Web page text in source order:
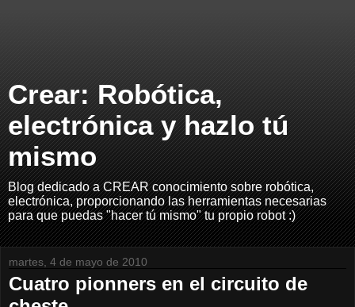
Crear: Robótica,
electrónica y hazlo tú
mismo
Blog dedicado a CREAR conocimiento sobre robótica,
electrónica, proporcionando las herramientas necesarias
para que puedas "hacer tú mismo" tu propio robot :)
martes, 4 de mayo de 2010
Cuatro pionners en el circuito de